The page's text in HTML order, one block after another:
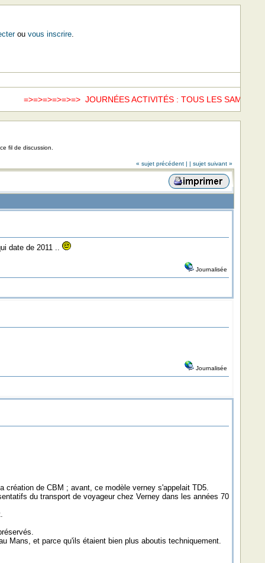
ou vous inscrire.
JOURNÉES ACTIVITÉS : TOUS LES SAMEDIS =>=>
fil de discussion.
« sujet précédent | | sujet suivant »
date de 2011 ..
Journalisée
Journalisée
de CBM ; avant, ce modèle verney s'appelait TD5.
du transport de voyageur chez Verney dans les années 70
Mans, et parce qu'ils étaient bien plus aboutis techniquement.